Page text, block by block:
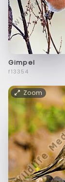
Gimpel
f13354
Zoom